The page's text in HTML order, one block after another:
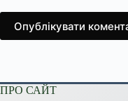
Опублікувати
ПРО САЙТ